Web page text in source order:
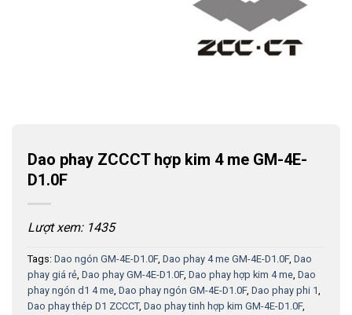
Dao phay ZCCCT hợp kim 4 me GM-4E-
D1.0F
Lượt xem: 1435
Tags: Dao ngón GM-4E-D1.0F, Dao phay 4 me GM-4E-D1.0F, Dao
phay giá rẻ, Dao phay GM-4E-D1.0F, Dao phay hợp kim 4 me, Dao
phay ngón d1 4 me, Dao phay ngón GM-4E-D1.0F, Dao phay phi 1,
Dao phay thép D1 ZCCCT, Dao phay tinh hợp kim GM-4E-D1.0F,